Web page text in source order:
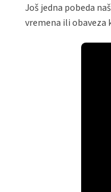
Još jedna pobeda
vremena ili obaveza